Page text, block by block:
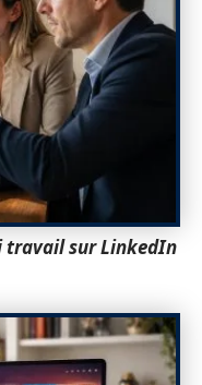
travail sur LinkedIn